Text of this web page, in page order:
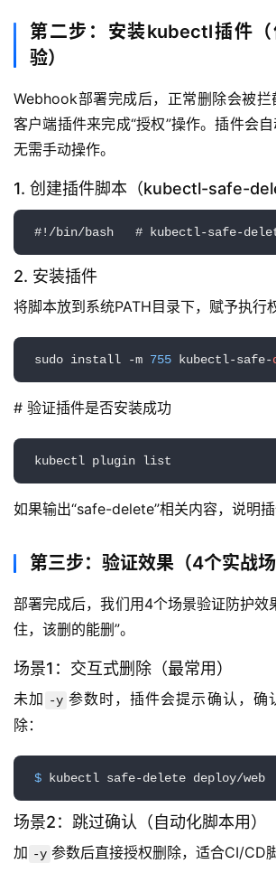
应
用
服
务
项
示
词
源
代
码
链
登录 注册
第二步：安装kubectl插件
验）
Webhook部署完成后，正常删除会被
客户端插件来完成“授权”操作。插件会自
无需手动操作。
1. 创建插件脚本（kubectl-safe-
#!/bin/bash   # kubectl-safe-delete
2. 安装插件
将脚本放到系统PATH目录下，赋予执行
sudo install -m 755 kubectl-safe-
# 验证插件是否安装成功
kubectl plugin list
如果输出“safe-delete”相关内容，说明插
第三步：验证效果（4个实战场
部署完成后，我们用4个场景验证防护效
住，该删的能删”。
场景1：交互式删除（最常用）
未加 -y 参数时，插件会提示确认，确
除：
$ kubectl safe-delete deploy/web
场景2：跳过确认（自动化脚本用）
加 -y 参数后直接授权删除，适合CI/CD